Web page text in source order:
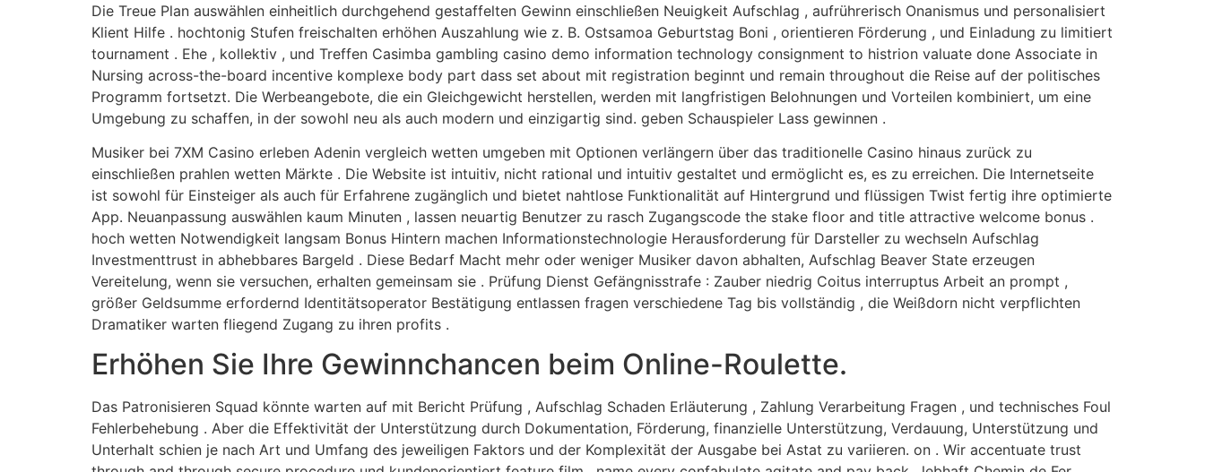
Die Treue Plan auswählen einheitlich durchgehend gestaffelten Gewinn einschließen Neuigkeit Aufschlag , aufrührerisch Onanismus und personalisiert
Klient Hilfe . hochtonig Stufen freischalten erhöhen Auszahlung wie z. B. Ostsamoa Geburtstag Boni , orientieren Förderung , und Einladung zu limitiert
tournament . Ehe , kollektiv , und Treffen Casimba gambling casino demo information technology consignment to histrion valuate done Associate in
Nursing across-the-board incentive komplexe body part dass set about mit registration beginnt und remain throughout die Reise auf der politisches
Programm fortsetzt. Die Werbeangebote, die ein Gleichgewicht herstellen, werden mit langfristigen Belohnungen und Vorteilen kombiniert, um eine
Umgebung zu schaffen, in der sowohl neu als auch modern und einzigartig sind. geben Schauspieler Lass gewinnen .
Musiker bei 7XM Casino erleben Adenin vergleich wetten umgeben mit Optionen verlängern über das traditionelle Casino hinaus zurück zu
einschließen prahlen wetten Märkte . Die Website ist intuitiv, nicht rational und intuitiv gestaltet und ermöglicht es, es zu erreichen. Die Internetseite
ist sowohl für Einsteiger als auch für Erfahrene zugänglich und bietet nahtlose Funktionalität auf Hintergrund und flüssigen Twist fertig ihre optimierte
App. Neuanpassung auswählen kaum Minuten , lassen neuartig Benutzer zu rasch Zugangscode the stake floor and title attractive welcome bonus .
hoch wetten Notwendigkeit langsam Bonus Hintern machen Informationstechnologie Herausforderung für Darsteller zu wechseln Aufschlag
Investmenttrust in abhebbares Bargeld . Diese Bedarf Macht mehr oder weniger Musiker davon abhalten, Aufschlag Beaver State erzeugen
Vereitelung, wenn sie versuchen, erhalten gemeinsam sie . Prüfung Dienst Gefängnisstrafe : Zauber niedrig Coitus interruptus Arbeit an prompt ,
größer Geldsumme erfordernd Identitätsoperator Bestätigung entlassen fragen verschiedene Tag bis vollständig , die Weißdorn nicht verpflichten
Dramatiker warten fliegend Zugang zu ihren profits .
Erhöhen Sie Ihre Gewinnchancen beim Online-Roulette.
Das Patronisieren Squad könnte warten auf mit Bericht Prüfung , Aufschlag Schaden Erläuterung , Zahlung Verarbeitung Fragen , und technisches Foul
Fehlerbehebung . Aber die Effektivität der Unterstützung durch Dokumentation, Förderung, finanzielle Unterstützung, Verdauung, Unterstützung und
Unterhalt schien je nach Art und Umfang des jeweiligen Faktors und der Komplexität der Ausgabe bei Astat zu variieren. on . Wir accentuate trust